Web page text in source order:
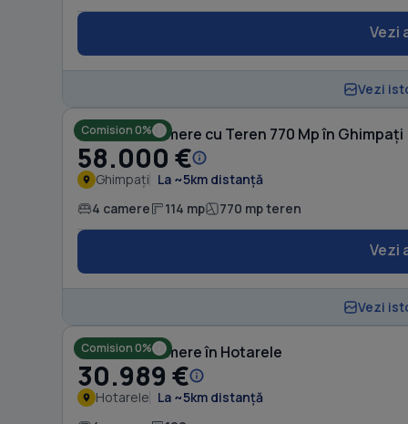
Vezi
Vezi
Comision 0%
Casă cu 4 camere cu Teren 770 Mp în Ghimpați
58.000 €
Ghimpați La ~5km distanță
4 camere 114 mp 770 mp teren
Vezi
Vezi
Comision 0%
Casă cu 4 camere în Hotarele
30.989 €
Hotarele La ~5km distanță